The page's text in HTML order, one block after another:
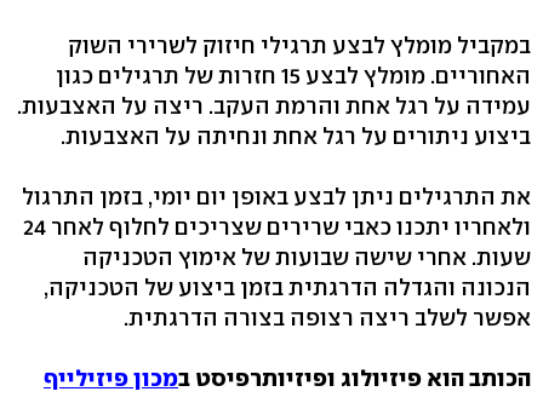
במקביל מומלץ לבצע תרגילי חיזוק לשרירי השוק
האחוריים. מומלץ לבצע 15 חזרות של תרגילים כגון
עמידה על רגל אחת והרמת העקב. ריצה על האצבעות.
ביצוע ניתורים על רגל אחת ונחיתה על האצבעות.
את התרגילים ניתן לבצע באופן יום יומי, בזמן התרגול
ולאחריו יתכנו כאבי שרירים שצריכים לחלוף לאחר 24
שעות. אחרי שישה שבועות של אימוץ הטכניקה
הנכונה והגדלה הדרגתית בזמן ביצוע של הטכניקה,
אפשר לשלב ריצה רצופה בצורה הדרגתית.
הכותב הוא פיזיולוג ופיזיותרפיסט במכון פיזילייף